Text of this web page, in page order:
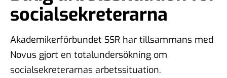
socialsekreterarna
Akademikerförbundet SSR har tillsammans med
Novus gjort en totalundersökning om
socialsekreterarnas arbetssituation.